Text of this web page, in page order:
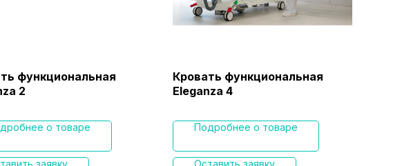
функциональная
2
о товаре
заявку
Кровать функциональная
Eleganza 4
Подробнее о товаре
Оставить заявку